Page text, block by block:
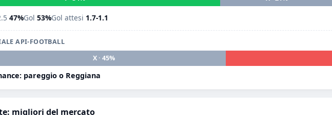
47%Gol 53%Gol attesi 1.7-1.1
API-FOOTBALL
X · 45%
pareggio o Reggiana
migliori del mercato